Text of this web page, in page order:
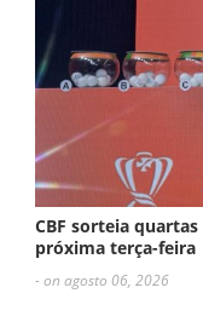
CBF sorteia
próxima terça-feira
- on agosto 06, 2026